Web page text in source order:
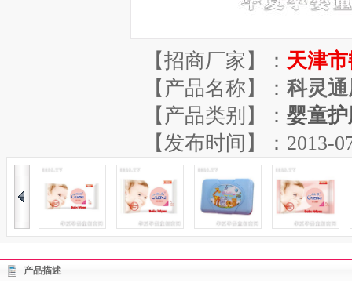
【招商厂家】： 天津
【产品名称】： 科灵
【产品类别】： 婴童
【发布时间】：2013-
产品描述